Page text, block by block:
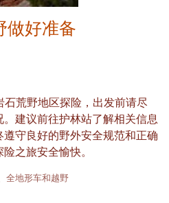
好准备
石荒野地区探险，出发前请尽
建议前往护林站了解相关信息
守良好的野外安全规范和正确
之旅安全愉快。
全地形车和越野